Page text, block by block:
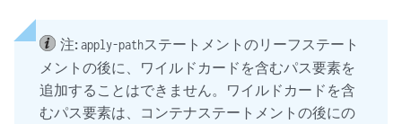
注:apply-pathステートメントのリーフステート
メントの後に、ワイルドカードを含むパス要素を
追加することはできません。ワイルドカードを含
むパス要素は、コンテナステートメントの後にの